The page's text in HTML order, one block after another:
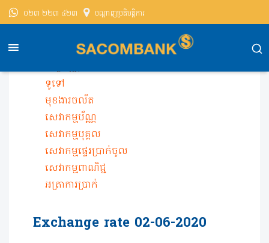
០២៣ ២២៣ ៤២៣ បណ្តាញ​ប្រតិបត្តិការ
ទូទៅ
មុខងារចល័ត
សេវាកម្មប័ណ្ណ
សេវាកម្មបុគ្គល
សេវាកម្មផ្ទេរប្រាក់ចូល
សេវាកម្មពាណិជ្ជ
អត្រា​ការ​ប្រាក់
Exchange rate 02-06-2020